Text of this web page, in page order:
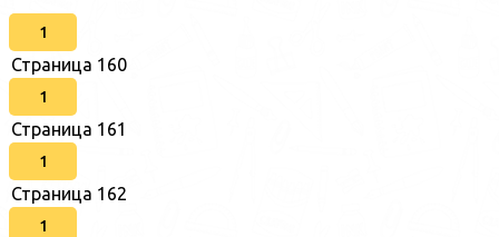
1
Страница 160
1
Страница 161
1
Страница 162
1